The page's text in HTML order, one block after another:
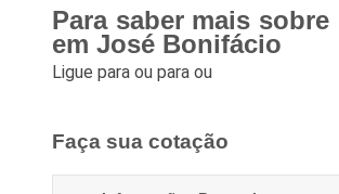
Para saber mais
em José Bonifácio
Ligue para ou para ou
Faça sua cotação